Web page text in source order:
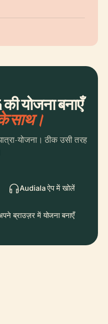
योजना बनाएँ
साथ।
योजना। ठीक उसी तरह
Audiala ऐप में खोलें
ब्राउज़र में योजना बनाएँ